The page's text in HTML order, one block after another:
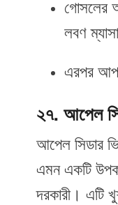
গোসলের
লবণ
এরপর
২৭. আপেল
আপেল সিডার
এমন একটি
দরকারী। এটি